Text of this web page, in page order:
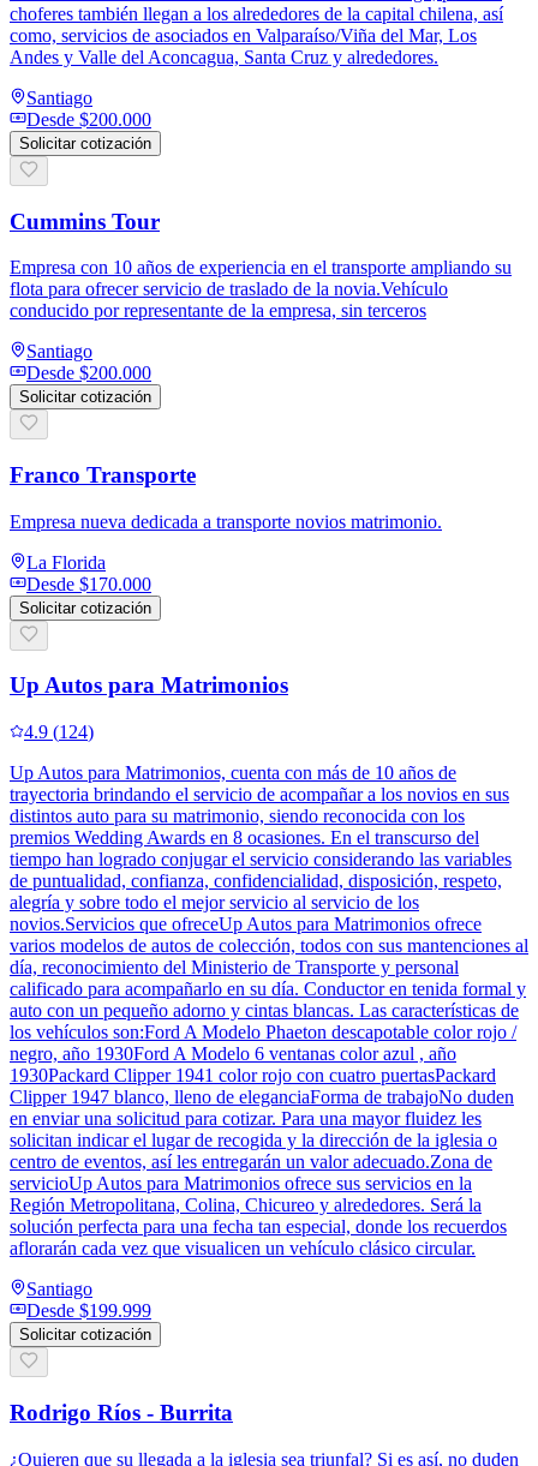
choferes también llegan a los alrededores de la capital chilena, así
como, servicios de asociados en Valparaíso/Viña del Mar, Los
Andes y Valle del Aconcagua, Santa Cruz y alrededores.
Santiago
Desde $200.000
Solicitar cotización
Cummins Tour
Empresa con 10 años de experiencia en el transporte ampliando su
flota para ofrecer servicio de traslado de la novia.Vehículo
conducido por representante de la empresa, sin terceros
Santiago
Desde $200.000
Solicitar cotización
Franco Transporte
Empresa nueva dedicada a transporte novios matrimonio.
La Florida
Desde $170.000
Solicitar cotización
Up Autos para Matrimonios
4.9 (124)
Up Autos para Matrimonios, cuenta con más de 10 años de
trayectoria brindando el servicio de acompañar a los novios en sus
distintos auto para su matrimonio, siendo reconocida con los
premios Wedding Awards en 8 ocasiones. En el transcurso del
tiempo han logrado conjugar el servicio considerando las variables
de puntualidad, confianza, confidencialidad, disposición, respeto,
alegría y sobre todo el mejor servicio al servicio de los
novios.Servicios que ofreceUp Autos para Matrimonios ofrece
varios modelos de autos de colección, todos con sus mantenciones al
día, reconocimiento del Ministerio de Transporte y personal
calificado para acompañarlo en su día. Conductor en tenida formal y
auto con un pequeño adorno y cintas blancas. Las características de
los vehículos son:Ford A Modelo Phaeton descapotable color rojo /
negro, año 1930Ford A Modelo 6 ventanas color azul , año
1930Packard Clipper 1941 color rojo con cuatro puertasPackard
Clipper 1947 blanco, lleno de eleganciaForma de trabajoNo duden
en enviar una solicitud para cotizar. Para una mayor fluidez les
solicitan indicar el lugar de recogida y la dirección de la iglesia o
centro de eventos, así les entregarán un valor adecuado.Zona de
servicioUp Autos para Matrimonios ofrece sus servicios en la
Región Metropolitana, Colina, Chicureo y alrededores. Será la
solución perfecta para una fecha tan especial, donde los recuerdos
aflorarán cada vez que visualicen un vehículo clásico circular.
Santiago
Desde $199.999
Solicitar cotización
Rodrigo Ríos - Burrita
¿Quieren que su llegada a la iglesia sea triunfal? Si es así, no duden